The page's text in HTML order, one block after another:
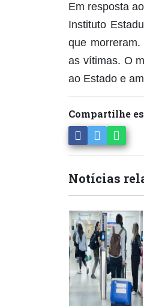
Em resposta
Instituto
que
as vítimas. O
ao Estado e
Compartilhe
Notícias